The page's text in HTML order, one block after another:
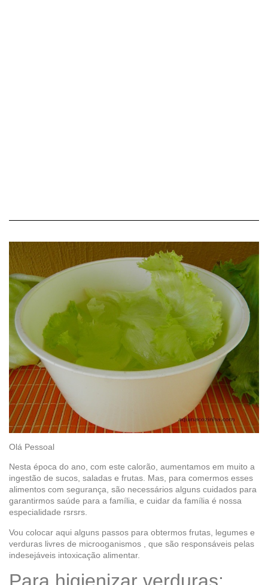
Olá Pessoal
Nesta época do ano, com este calorão, aumentamos em muito a
ingestão de sucos, saladas e frutas. Mas, para comermos esses
alimentos com segurança, são necessários alguns cuidados para
garantirmos saúde para a família, e cuidar da família é nossa
especialidade rsrsrs.
Vou colocar aqui alguns passos para obtermos frutas, legumes e
verduras livres de microoganismos , que são responsáveis pelas
indesejáveis intoxicação alimentar.